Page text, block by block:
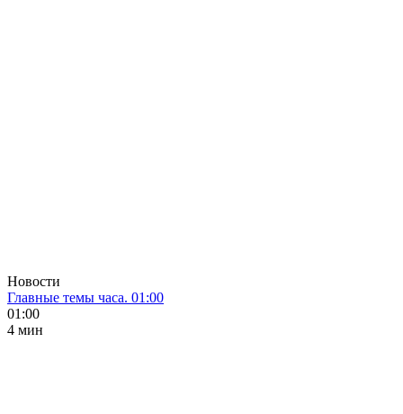
Новости
Главные темы часа. 01:00
01:00
4 мин